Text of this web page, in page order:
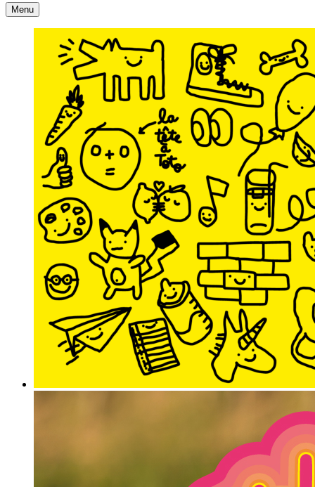
Accueil
Menu Contact